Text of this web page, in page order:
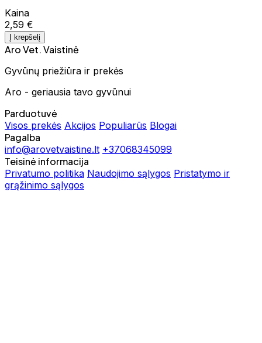
Kaina
2,59 €
Į krepšelį
Aro Vet. Vaistinė
Gyvūnų priežiūra ir prekės
Aro - geriausia tavo gyvūnui
Parduotuvė
Visos prekės Akcijos Populiarūs Blogai
Pagalba
info@arovetvaistine.lt +37068345099
Teisinė informacija
Privatumo politika Naudojimo sąlygos Pristatymo ir
grąžinimo sąlygos